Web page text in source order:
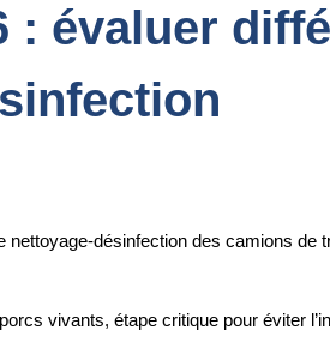
: évaluer
désinfection des camions
vivants, étape critique pour éviter